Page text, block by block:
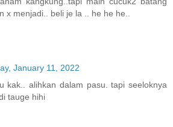
x menjadi.. beli je la .. he he he..
January 11, 2022
kak.. alihkan dalam pasu. tapi seeloknya
tauge hihi